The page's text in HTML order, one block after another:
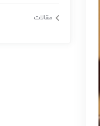
مقالات